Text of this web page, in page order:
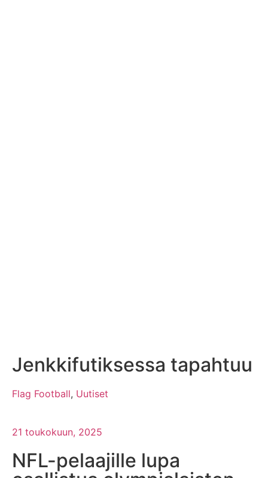
Jenkkifutiksessa tapahtuu
Flag Football, Uutiset
21 toukokuun, 2025
NFL-pelaajille lupa